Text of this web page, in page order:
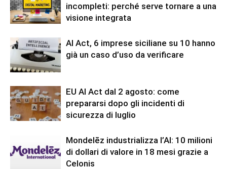
incompleti: perché serve tornare a una
visione integrata
AI Act, 6 imprese siciliane su 10 hanno
già un caso d’uso da verificare
EU AI Act dal 2 agosto: come
prepararsi dopo gli incidenti di
sicurezza di luglio
Mondelēz industrializza l’AI: 10 milioni
di dollari di valore in 18 mesi grazie a
Celonis